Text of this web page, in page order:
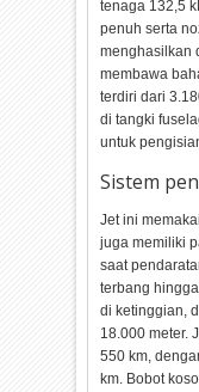
tenaga 132,5
penuh serta
menghasilkan
membawa
terdiri dari
di tangki
untuk
Sistem
Jet ini
juga memiliki
saat
terbang
di ketinggian,
18.000 meter.
550 km,
km. Bobot